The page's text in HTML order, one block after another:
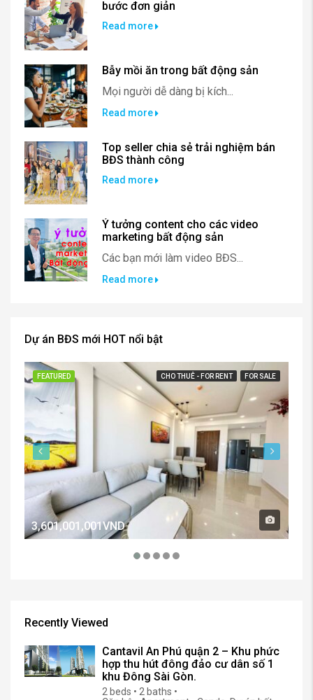
bước đơn giản
Read more
Bẫy mồi ăn trong bất động sản
Mọi người dễ dàng bị kích...
Read more
Top seller chia sẻ trải nghiệm bán
BĐS thành công
Read more
Ý tưởng content cho các video
marketing bất động sản
Các bạn mới làm video BĐS...
Read more
Dự án BĐS mới HOT nổi bật
FEATURED CHO THUÊ - FOR RENT FOR SALE
3,601,001,001VND
Recently Viewed
Cantavil An Phú quận 2 – Khu phức
hợp thu hút đông đảo cư dân số 1
khu Đông Sài Gòn.
2 beds • 2 baths •